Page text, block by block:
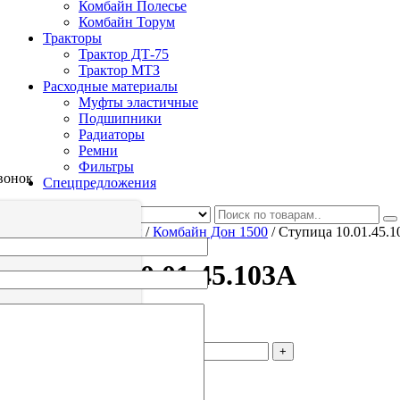
Комбайн Полесье
Комбайн Торум
Тракторы
Трактор ДТ-75
Трактор МТЗ
Расходные материалы
Муфты эластичные
Подшипники
Радиаторы
Ремни
Фильтры
Спецпредложения
Комбайны /Комбайн Дон 1500 /Ступица
Ступица 10.01.45.103А